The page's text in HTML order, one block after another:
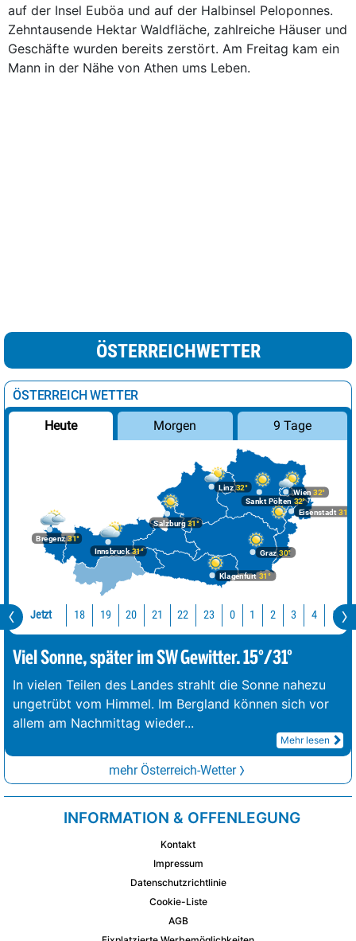
auf der Insel Euböa und auf der Halbinsel Peloponnes.
Zehntausende Hektar Waldfläche, zahlreiche Häuser und
Geschäfte wurden bereits zerstört. Am Freitag kam ein
Mann in der Nähe von Athen ums Leben.
ÖSTERREICHWETTER
ÖSTERREICH WETTER
Heute Morgen 9 Tage
Bregenz31°
Graz30°
Innsbruck31°
Klagenfurt 31°
Linz32°
Salzburg31°
Wien 32°
Eisenstadt 31°
Sankt Pölten 32°
Jetzt 18 19 20 21 22 23 0 1 2 3 4 5
Viel Sonne, später im SW Gewitter. 15°/31°
In vielen Teilen des Landes strahlt die Sonne nahezu
ungetrübt vom Himmel. Im Bergland können sich vor
allem am Nachmittag wieder...
Mehr lesen
mehr Österreich-Wetter
INFORMATION & OFFENLEGUNG
Kontakt
Impressum
Datenschutzrichtlinie
Cookie-Liste
AGB